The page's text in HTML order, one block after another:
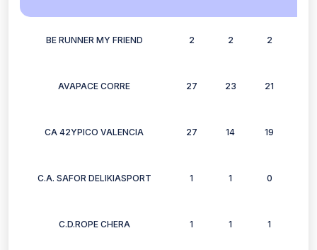
BE RUNNER MY FRIEND 2 2 2
AVAPACE CORRE 27 23 21
CA 42YPICO VALENCIA 27 14 19
C.A. SAFOR DELIKIASPORT 1 1 0
C.D.ROPE CHERA 1 1 1